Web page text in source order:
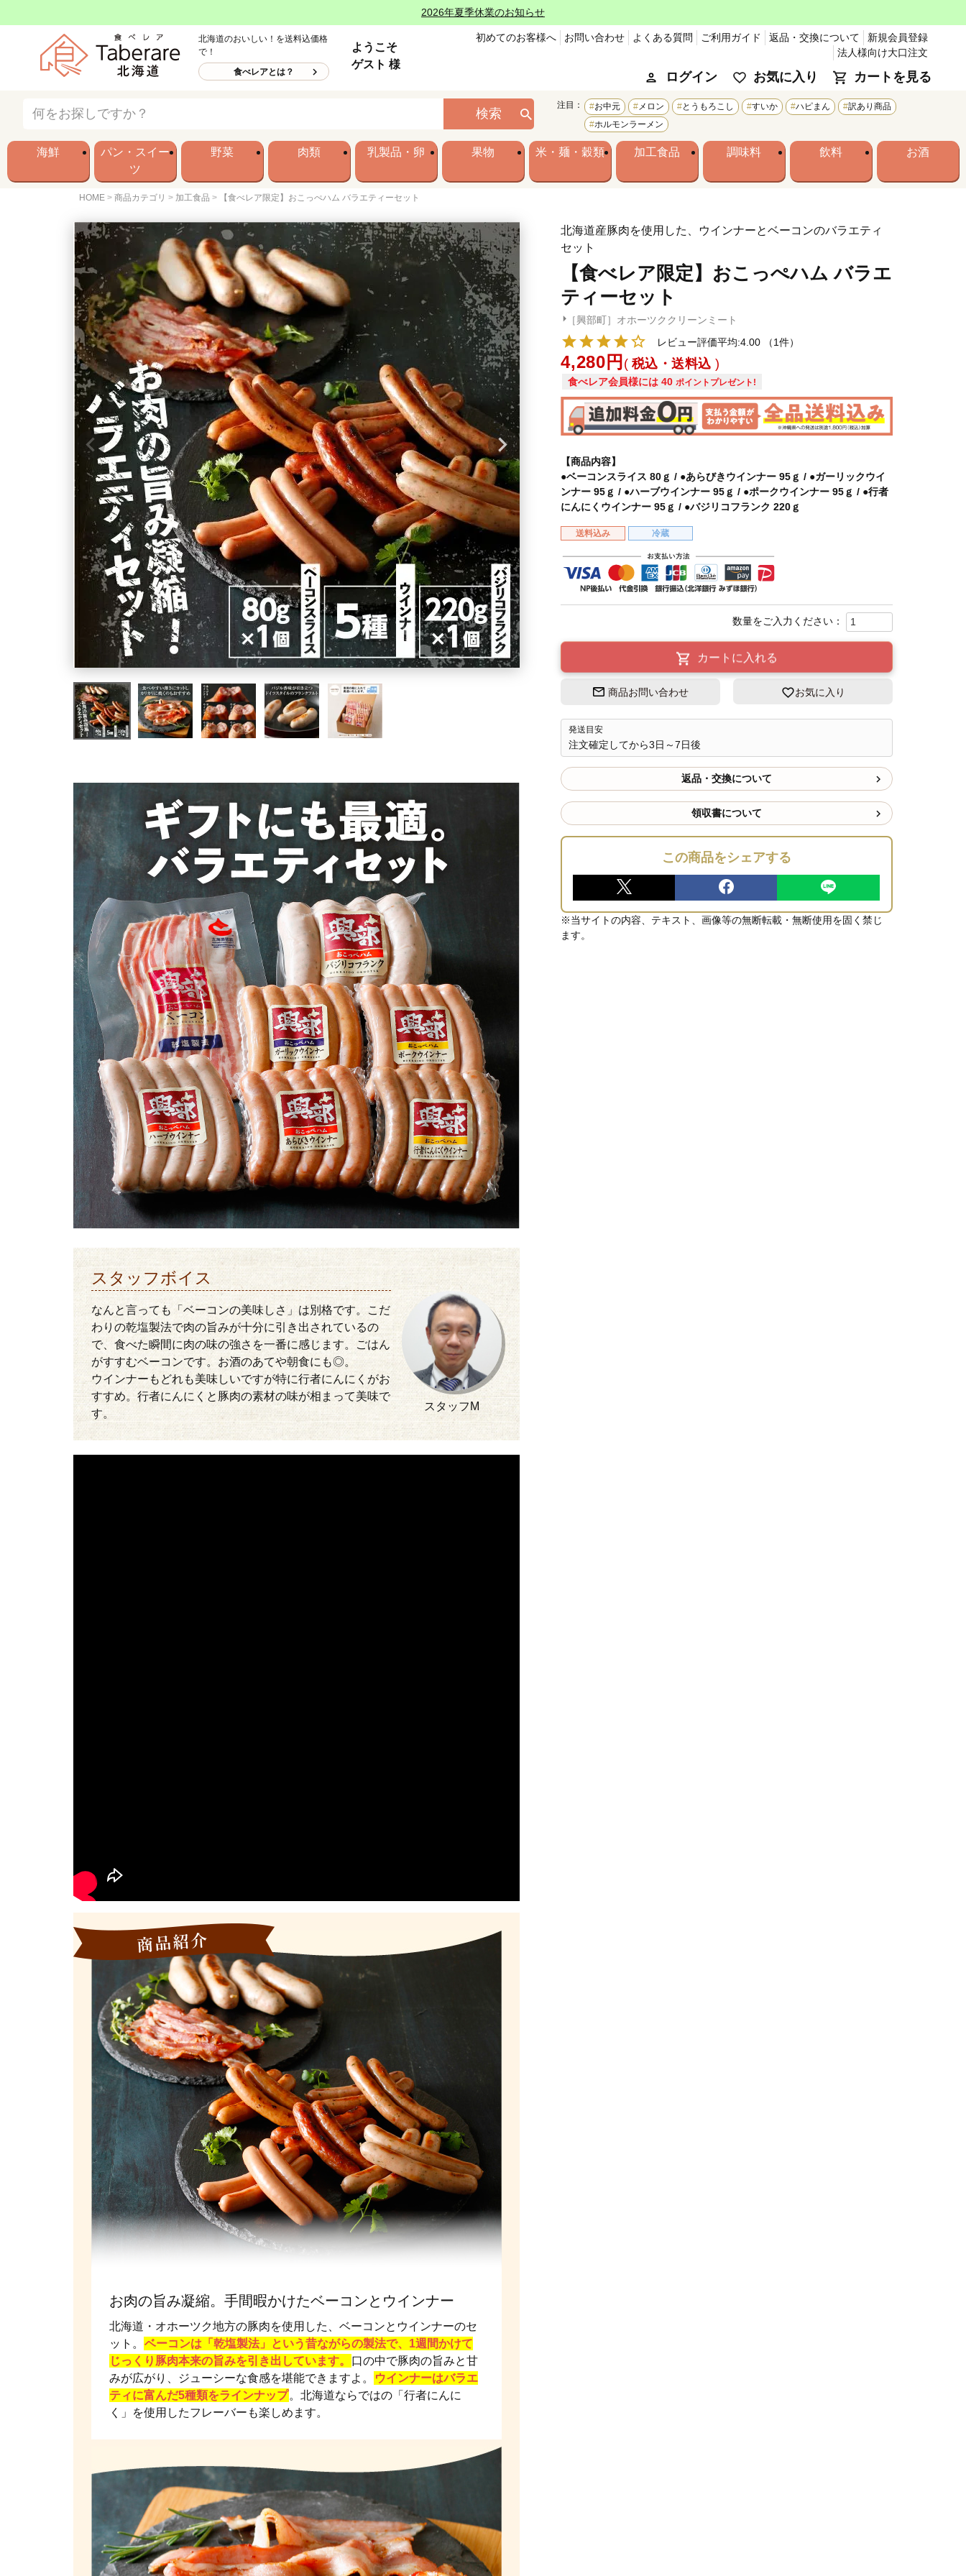
2026年夏季休業のお知らせ
北海道のおいしい！を送料込価格
で！
食べレアとは？
ようこそ
ゲスト 様
初めてのお客様へ お問い合わせ よくある質問 ご利用ガイド 返品・交換について
新規会員登録
法人様向け大口注文
ログイン お気に入り カートを見る
検索
注目： お中元 メロン とうもろこし すいか ハピまん
訳あり商品
ホルモンラーメン
海鮮
パン・スイー
ツ
野菜 肉類 乳製品・卵 果物 米・麺・穀類 加工食品 調味料 飲料 お酒
HOME 商品カテゴリ 加工食品 【食べレア限定】おこっぺハム バラエティーセット
北海道産豚肉を使用した、ウインナーとベーコンのバラエティ
セット
【食べレア限定】おこっぺハム バラエ
ティーセット
［興部町］オホーツククリーンミート
レビュー評価平均:4.00
（1件）
4,280 税込・送料込
食べレア会員様には 40 ポイントプレゼント!
【商品内容】
●ベーコンスライス 80ｇ / ●あらびきウインナー 95ｇ / ●ガーリックウイ
ンナー 95ｇ / ●ハーブウインナー 95ｇ / ●ポークウインナー 95ｇ / ●行者
にんにくウインナー 95ｇ / ●バジリコフランク 220ｇ
送料込み 冷蔵
カートに入れる
商品お問い合わせ お気に入り
発送目安
注文確定してから3日～7日後
返品・交換について
領収書について
この商品をシェアする
※当サイトの内容、テキスト、画像等の無断転載・無断使用を固く禁じ
ます。
スタッフボイス
なんと言っても「ベーコンの美味しさ」は別格です。こだ
わりの乾塩製法で肉の旨みが十分に引き出されているの
で、食べた瞬間に肉の味の強さを一番に感じます。ごはん
がすすむベーコンです。お酒のあてや朝食にも◎。
ウインナーもどれも美味しいですが特に行者にんにくがお
すすめ。行者にんにくと豚肉の素材の味が相まって美味で
す。
スタッフM
お肉の旨み凝縮。手間暇かけたベーコンとウインナー
北海道・オホーツク地方の豚肉を使用した、ベーコンとウインナーのセ
ット。 ベーコンは「乾塩製法」という昔ながらの製法で、1週間かけて
じっくり豚肉本来の旨みを引き出しています。
口の中で豚肉の旨みと甘
みが広がり、ジューシーな食感を堪能できますよ。
ウインナーはバラエ
ティに富んだ5種類をラインナップ。北海道ならではの「行者にんに
く」を使用したフレーバーも楽しめます。